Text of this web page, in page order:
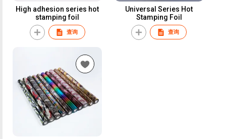
High adhesion series hot
stamping foil
查询
Universal Series Hot
Stamping Foil
查询